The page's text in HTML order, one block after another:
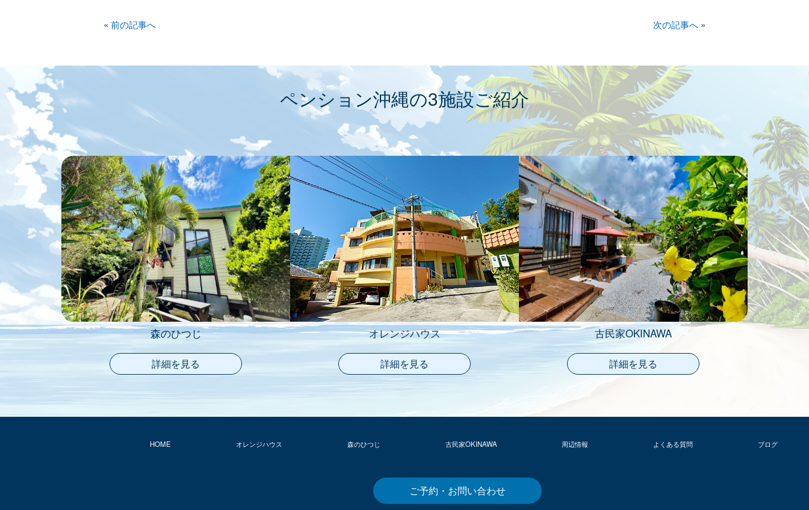
« 前の記事へ 次の記事へ »
ペンション沖縄の3施設ご紹介
森のひつじ
詳細を見る
オレンジハウス
詳細を見る
古民家OKINAWA
詳細を見る
HOME オレンジハウス 森のひつじ 古民家OKINAWA 周辺情報 よくある質問 ブログ
ご予約・お問い合わせ